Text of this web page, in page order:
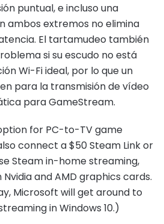
puntual, e incluso una
ambos extremos no elimina
El tartamudeo también
si su escudo no está
Wi-Fi ideal, por lo que un
para la transmisión de vídeo
para GameStream.
for PC-to-TV game
connect a $50 Steam Link or
Steam in-home streaming,
and AMD graphics cards.
Microsoft will get around to
in Windows 10.)